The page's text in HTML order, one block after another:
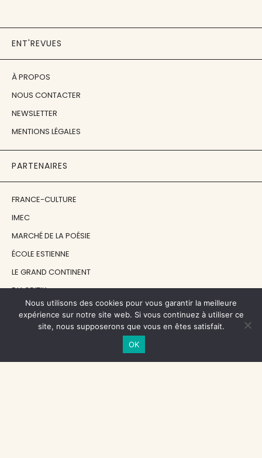
ENT'REVUES
À PROPOS
NOUS CONTACTER
NEWSLETTER
MENTIONS LÉGALES
PARTENAIRES
FRANCE-CULTURE
IMEC
MARCHÉ DE LA POÉSIE
ÉCOLE ESTIENNE
LE GRAND CONTINENT
DIACRITIK
EN ATTENDANT NADEAU
Nous utilisons des cookies pour vous garantir la meilleure
expérience sur notre site web. Si vous continuez à utiliser ce
site, nous supposerons que vous en êtes satisfait.
OK